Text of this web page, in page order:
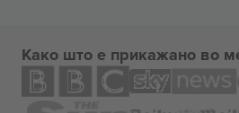
Како што е прикажано во